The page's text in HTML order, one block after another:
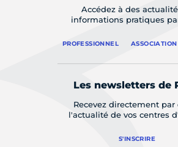
Accédez à des
informations pratiques
PROFESSIONNEL ASSOCIATION
Les newsletters de
Recevez directement par
l'actualité de vos centres
S'INSCRIRE